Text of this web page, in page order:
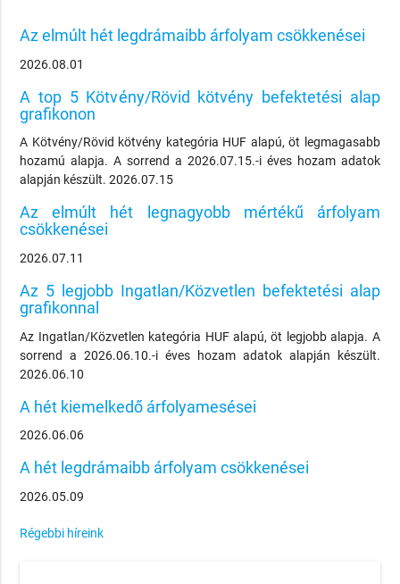
Az elmúlt hét legdrámaibb árfolyam csökkenései
2026.08.01
A top 5 Kötvény/Rövid kötvény befektetési alap
grafikonon
A Kötvény/Rövid kötvény kategória HUF alapú, öt legmagasabb
hozamú alapja. A sorrend a 2026.07.15.-i éves hozam adatok
alapján készült. 2026.07.15
Az elmúlt hét legnagyobb mértékű árfolyam
csökkenései
2026.07.11
Az 5 legjobb Ingatlan/Közvetlen befektetési alap
grafikonnal
Az Ingatlan/Közvetlen kategória HUF alapú, öt legjobb alapja. A
sorrend a 2026.06.10.-i éves hozam adatok alapján készült.
2026.06.10
A hét kiemelkedő árfolyamesései
2026.06.06
A hét legdrámaibb árfolyam csökkenései
2026.05.09
Régebbi híreink